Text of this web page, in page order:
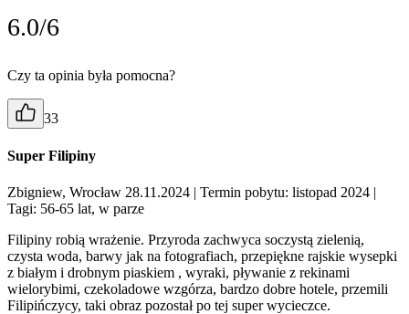
6.0/6
Czy ta opinia była pomocna?
33
Super Filipiny
Zbigniew, Wrocław 28.11.2024 | Termin pobytu: listopad 2024 |
Tagi: 56-65 lat, w parze
Filipiny robią wrażenie. Przyroda zachwyca soczystą zielenią,
czysta woda, barwy jak na fotografiach, przepiękne rajskie wysepki
z białym i drobnym piaskiem , wyraki, pływanie z rekinami
wielorybimi, czekoladowe wzgórza, bardzo dobre hotele, przemili
Filipińczycy, taki obraz pozostał po tej super wycieczce.